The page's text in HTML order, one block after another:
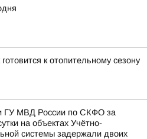
к отопительному сезону
ГУ МВД России по СКФО за
на объектах Учётно-
системы задержали двоих